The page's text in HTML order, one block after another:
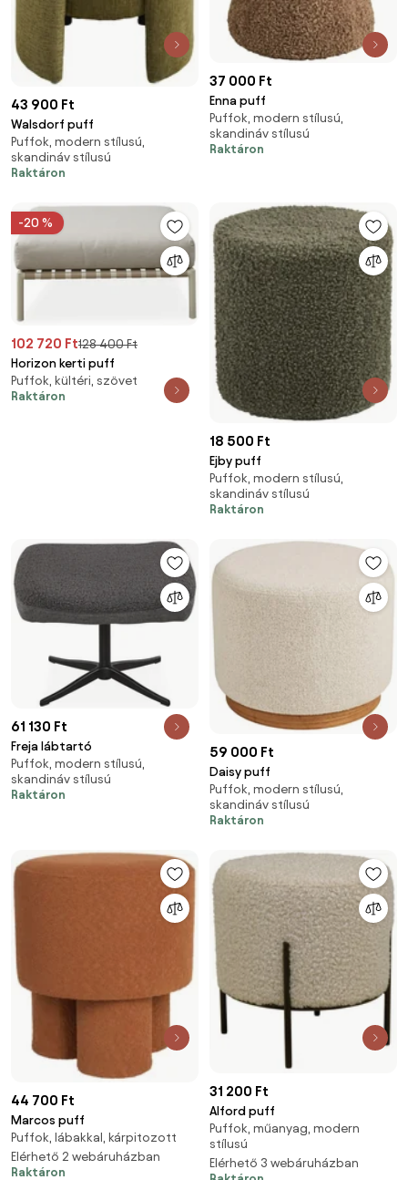
43 900 Ft
Walsdorf puff
Puffok, modern stílusú,
skandináv stílusú
Raktáron
37 000 Ft
Enna puff
Puffok, modern stílusú,
skandináv stílusú
Raktáron
-20 %
102 720 Ft128 400 Ft
Horizon kerti puff
Puffok, kültéri, szövet
Raktáron
18 500 Ft
Ejby puff
Puffok, modern stílusú,
skandináv stílusú
Raktáron
61 130 Ft
Freja lábtartó
Puffok, modern stílusú,
skandináv stílusú
Raktáron
59 000 Ft
Daisy puff
Puffok, modern stílusú,
skandináv stílusú
Raktáron
44 700 Ft
Marcos puff
Puffok, lábakkal, kárpitozott
Elérhető 2 webáruházban
Raktáron
31 200 Ft
Alford puff
Puffok, műanyag, modern
stílusú
Elérhető 3 webáruházban